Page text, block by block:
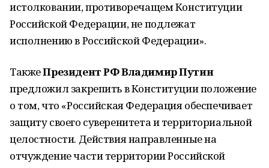
истолковании, противоречащем Конституции
Российской Федерации, не подлежат
исполнению в Российской Федерации».
ТакжеПрезидент РФ Владимир Путин
предложил закрепить в Конституции положение
о том, что «Российская Федерация обеспечивает
защиту своего суверенитета и территориальной
целостности. Действия направленные на
отчуждение части территории Российской